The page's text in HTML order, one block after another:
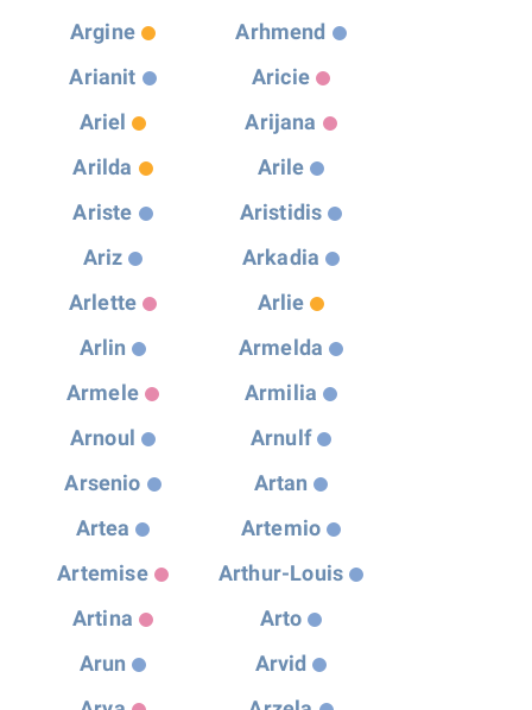
Argine
Arhmend
Arianit
Aricie
Ariel
Arijana
Arilda
Arile
Ariste
Aristidis
Ariz
Arkadia
Arlette
Arlie
Arlin
Armelda
Armele
Armilia
Arnoul
Arnulf
Arsenio
Artan
Artea
Artemio
Artemise
Arthur-Louis
Artina
Arto
Arun
Arvid